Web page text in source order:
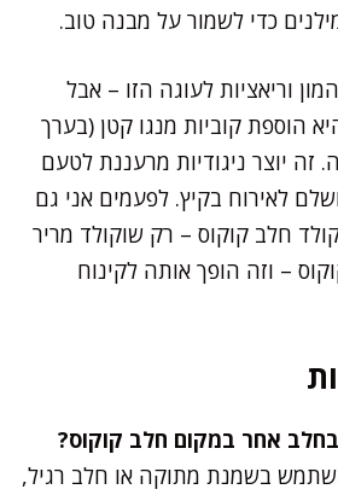
כדי לשמור על מבנה טוב.
וריאציות לעוגה הזו – אבל
הוספת קוביות מנגו קטן (בערך
זה יוצר ניגודיות מרעננת לטעם
לאירוח בקיץ. לפעמים אני גם
חלב קוקוס – רק שוקולד מריר
– וזה הופך אותה לקינוח
בשמנת מתוקה או חלב רגיל,